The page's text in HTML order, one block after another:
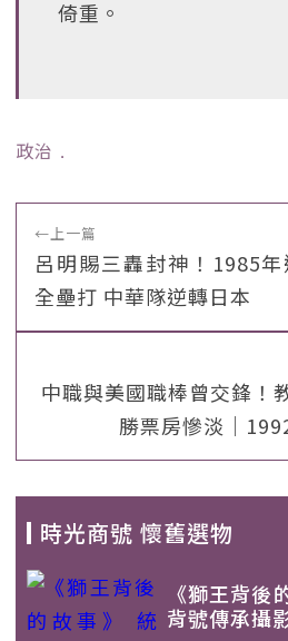
倚重。
政治 ﹒
←上一篇
呂明賜三轟封神！1985
全壘打 中華隊逆轉日本
中職與美國職棒曾交鋒！
勝票房慘淡｜
時光商號 懷舊選物
《獅王背後
背號傳承攝